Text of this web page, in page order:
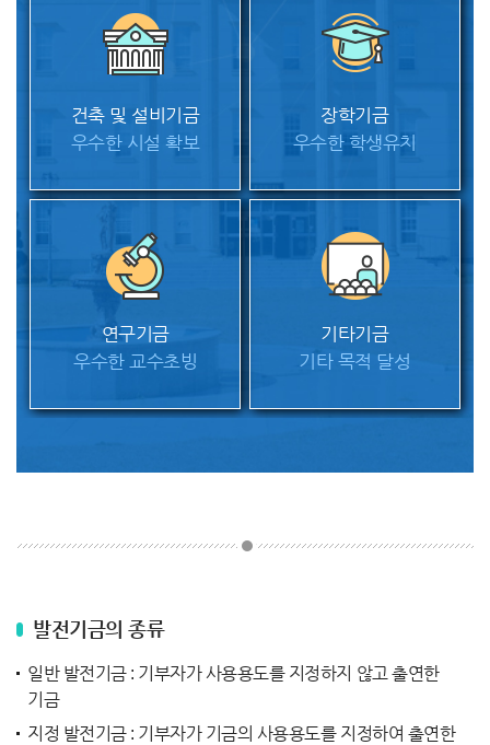
건축 및 설비기금
우수한 시설 확보
장학기금
우수한 학생유치
연구기금
우수한 교수초빙
기타기금
기타 목적 달성
발전기금의 종류
일반 발전기금 : 기부자가 사용용도를 지정하지 않고 출연한
기금
지정 발전기금 : 기부자가 기금의 사용용도를 지정하여 출연한